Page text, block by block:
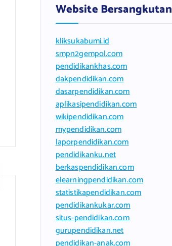
Website Bersangkutan
kliksukabumi.id
smpn2gempol.com
pendidikankhas.com
dakpendidikan.com
dasarpendidikan.com
aplikasipendidikan.com
wikipendidikan.com
mypendidikan.com
laporpendidikan.com
pendidikanku.net
berkaspendidikan.com
elearningpendidikan.com
statistikapendidikan.com
pendidikankukar.com
situs-pendidikan.com
gurupendidikan.net
pendidikan-anak.com